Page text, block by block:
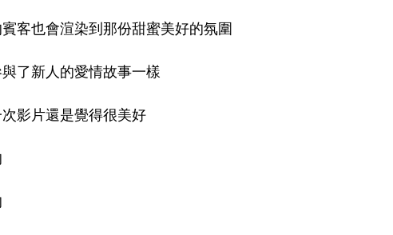
客也會渲染到那份甜蜜美好的氛圍
了新人的愛情故事一樣
影片還是覺得很美好